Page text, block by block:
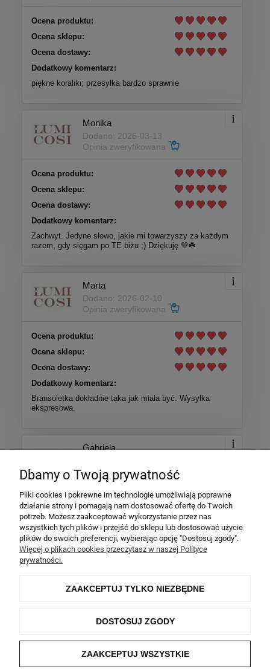
Ocena produktu:
Ocena sklepu:
Ocena dostawy:
Dodatkowy komentarz:
piękne koraliki; przesyłka bardzo sprawnie
Monika
Dodano: 2026-03-13
Opinia zweryfikowana
Ocena produktu:
Ocena sklepu:
Ocena dostawy:
Dodatkowy komentarz:
Zachwyt. Jedyne słowo, jakie mi towarzyszy za każdym
razem, gdy sięgam po TE biżu ;) Dziękuję 💚☘️
Marta
Dodano: 2026-02-10
Opinia zweryfikowana
Ocena produktu:
Ocena sklepu:
Ocena dostawy:
Dodatkowy komentarz:
Bransoletka dokładnie taka jak miała być. Wysyłka
ekspresowa.
Gabriela
Opinia zweryfikowana
Ocena produktu:
Ocena sklepu:
Ocena dostawy:
Dodatkowy komentarz:
Piękny naszyjnik, równie piękny jak na zdjęciu, super
Dbamy o Twoją prywatność
Pliki cookies i pokrewne im technologie umożliwiają poprawne
działanie strony i pomagają nam dostosować ofertę do Twoich
potrzeb. Możesz zaakceptować wykorzystanie przez nas
wszystkich tych plików i przejść do sklepu lub dostosować użycie
plików do swoich preferencji, wybierając opcję "Dostosuj zgody".
Więcej o plikach cookies przeczytasz w naszej Polityce
prywatności.
ZAAKCEPTUJ TYLKO NIEZBĘDNE
DOSTOSUJ ZGODY
ZAAKCEPTUJ WSZYSTKIE